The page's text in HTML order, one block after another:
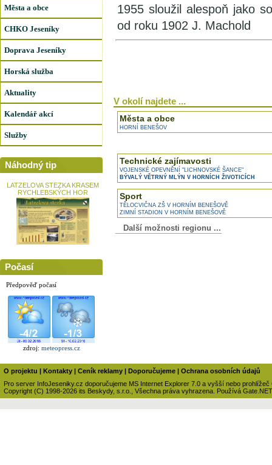
Města a obce
CHKO Jeseníky
Doprava Jeseníky
Horská služba
Aktuality
Kalendář akcí
Služby
Náhodný tip
LATZELOVA STEZKA KRASEM
RYCHLEBSKÝCH HOR
Počasí
Předpověď počasí
zdroj: meteopress.cz
1955 sloužil alespoň jako
od roku 1902 J. Machold
V okolí najdete ...
Města a obce
HORNÍ BENEŠOV
Technické zajímavosti
VOJENSKÉ OPEVNĚNÍ "LICHNOVSKÉ ŠANCE"
BÝVALÝ VĚTRNÝ MLÝN V HORNÍCH ŽIVOTICÍCH
Sport
TĚLOCVIČNA ZŠ V HORNÍM BENEŠOVĚ
ZIMNÍ STADION V HORNÍM BENEŠOVĚ
Další možnosti regionu ...
O projektu Kontakty Ceník reklamy Doporučujeme
Ochrana osobních údajů
Pro server InfoJeseniky.cz doporučujeme MS Internet Explorer 7.0 a vyšší nebo prohlížeč
Copyright (C) 1998-2026 its Beskydy, s.r.o., Všechna práva vyhrazena. Používá